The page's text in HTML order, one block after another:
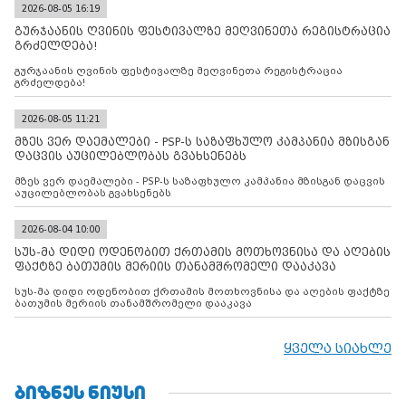
2026-08-05 16:19
გურჯაანის ღვინის ფესტივალზე მეღვინეთა რეგისტრაცია
გრძელდება!
გურჯაანის ღვინის ფესტივალზე მეღვინეთა რეგისტრაცია
გრძელდება!
2026-08-05 11:21
მზეს ვერ დაემალები - PSP-ს საზაფხულო კამპანია მზისგან
დაცვის აუცილებლობას გვახსენებს
მზეს ვერ დაემალები - PSP-ს საზაფხულო კამპანია მზისგან დაცვის
აუცილებლობას გვახსენებს
2026-08-04 10:00
სუს-მა დიდი ოდენობით ქრთამის მოთხოვნისა და აღების
ფაქტზე ბათუმის მერიის თანამშრომელი დააკავა
სუს-მა დიდი ოდენობით ქრთამის მოთხოვნისა და აღების ფაქტზე
ბათუმის მერიის თანამშრომელი დააკავა
ყველა სიახლე
ᲑᲘᲖᲜᲔᲡ ᲜᲘᲣᲡᲘ